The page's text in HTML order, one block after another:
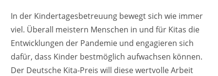
In der Kindertagesbetreuung bewegt sich wie immer
viel. Überall meistern Menschen in und für Kitas die
Entwicklungen der Pandemie und engagieren sich
dafür, dass Kinder bestmöglich aufwachsen können.
Der Deutsche Kita-Preis will diese wertvolle Arbeit